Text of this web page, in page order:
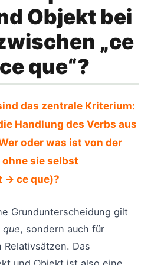
Objekt bei
„ce
que“?
das zentrale Kriterium:
Handlung des Verbs aus
oder was ist von der
sie selbst
→ ce que)?
Grundunterscheidung gilt
, sondern auch für
Relativsätzen. Das